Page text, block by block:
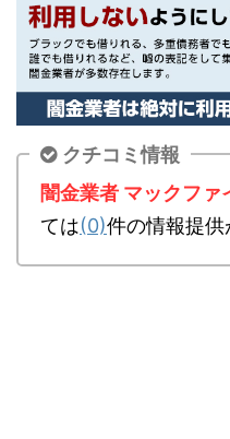
クチコミ情報
闇金業者 マックフ
ては(0)件の情報提供